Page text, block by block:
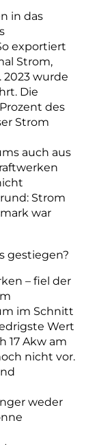
in das
exportiert
Strom,
wurde
Die
des
Strom
auch aus
Strom
war
gestiegen?
– fiel der
im Schnitt
Wert
17 Akw am
nicht vor.
weder